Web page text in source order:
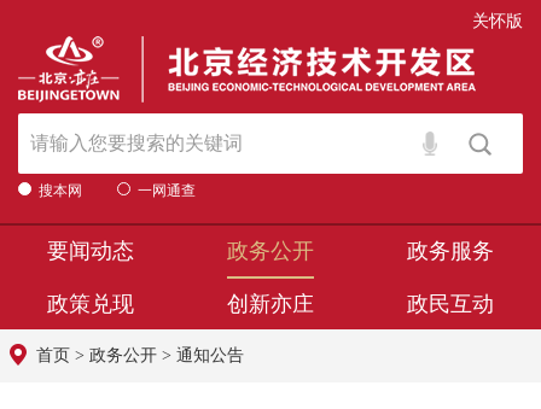
关怀版
搜本网 一网通查
要闻动态 政务公开 政务服务
政策兑现 创新亦庄 政民互动
首页 > 政务公开 > 通知公告